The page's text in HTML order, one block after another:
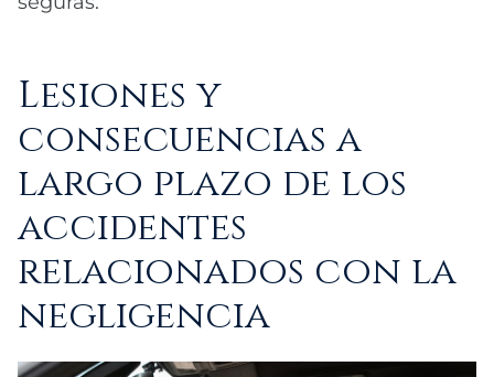
Lesiones y
consecuencias a
largo plazo de los
accidentes
relacionados con la
negligencia